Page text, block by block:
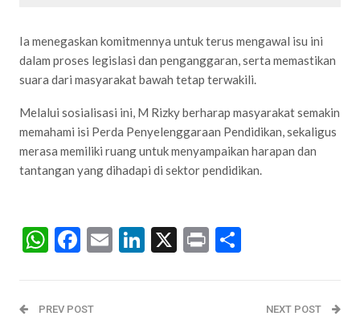
Ia menegaskan komitmennya untuk terus mengawal isu ini
dalam proses legislasi dan penganggaran, serta memastikan
suara dari masyarakat bawah tetap terwakili.
Melalui sosialisasi ini, M Rizky berharap masyarakat semakin
memahami isi Perda Penyelenggaraan Pendidikan, sekaligus
merasa memiliki ruang untuk menyampaikan harapan dan
tantangan yang dihadapi di sektor pendidikan.
WhatsApp
Facebook
EmailLinkedIn
X Print
PREV POST NEXT POST